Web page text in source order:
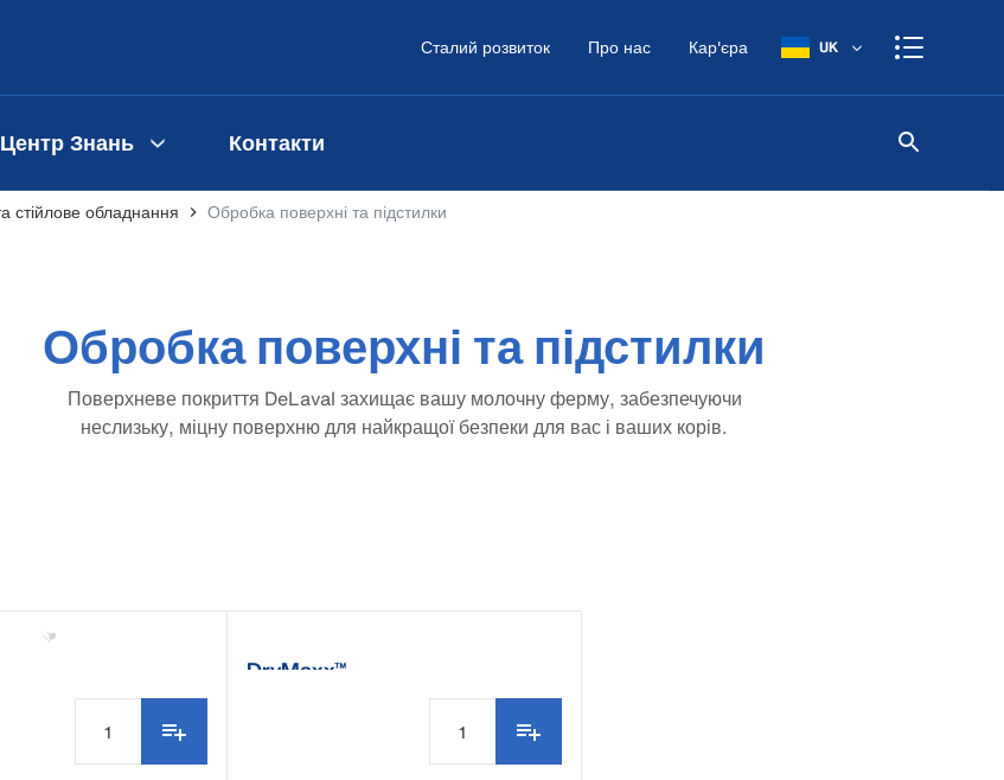
Сталий розвиток Про нас Кар'єра UK
Центр Знань Контакти
стійлове обладнання Обробка поверхні та підстилки
Обробка поверхні та підстилки
Поверхневе покриття DeLaval захищає вашу молочну ферму, забезпечуючи
неслизьку, міцну поверхню для найкращої безпеки для вас і ваших корів.
DryMaxx™